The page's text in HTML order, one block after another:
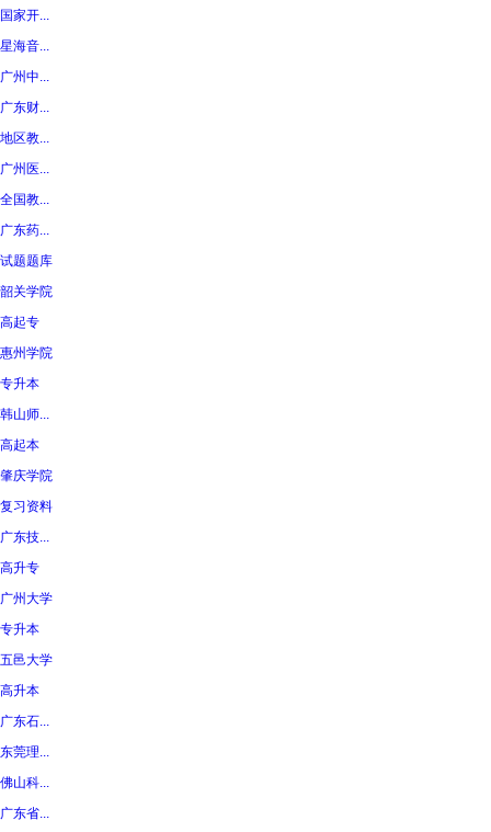
国家开...
星海音...
广州中...
广东财...
地区教...
广州医...
全国教...
广东药...
试题题库
韶关学院
高起专
惠州学院
专升本
韩山师...
高起本
肇庆学院
复习资料
广东技...
高升专
广州大学
专升本
五邑大学
高升本
广东石...
东莞理...
佛山科...
广东省...